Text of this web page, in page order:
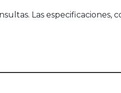
Las especificaciones,